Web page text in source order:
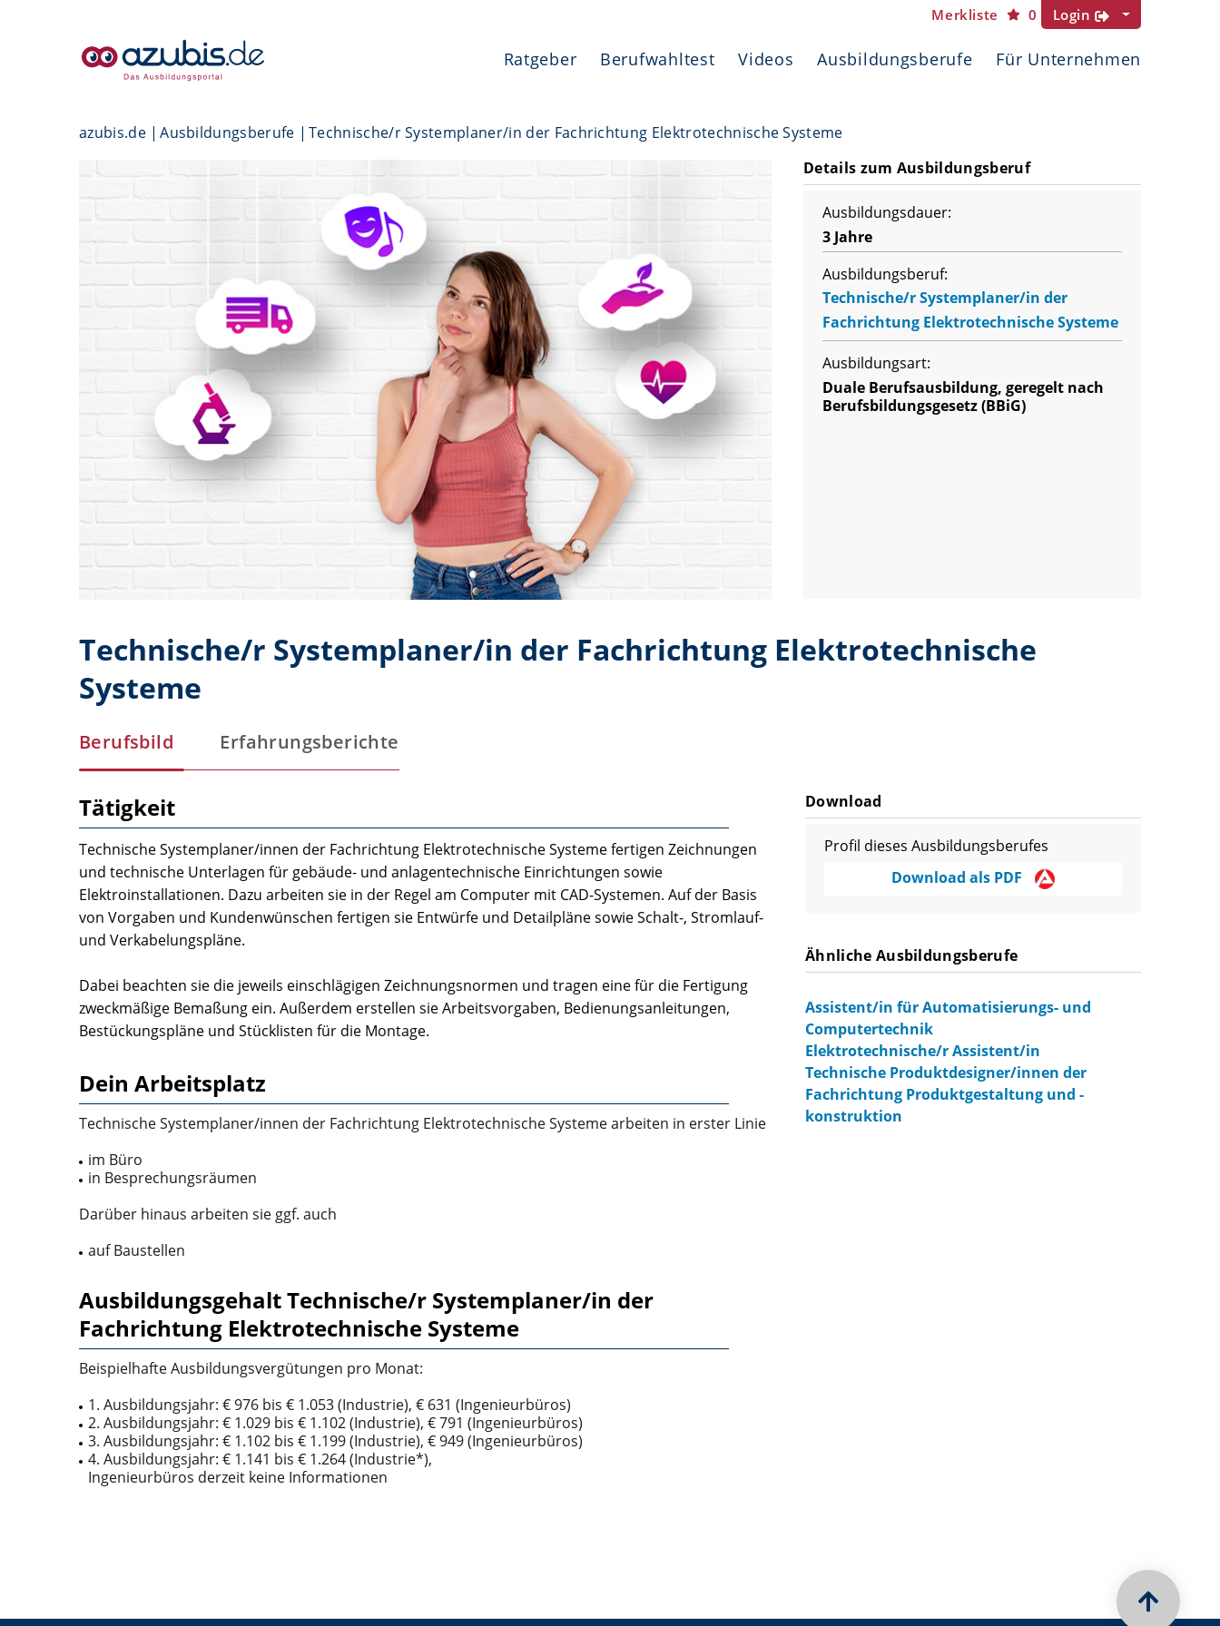
Merkliste 0 Login
Ratgeber Berufwahltest Videos Ausbildungsberufe Für Unternehmen
azubis.de Ausbildungsberufe
Technische/r Systemplaner/in der Fachrichtung Elektrotechnische Systeme
Details zum Ausbildungsberuf
Ausbildungsdauer:
3 Jahre
Ausbildungsberuf:
Technische/r Systemplaner/in der
Fachrichtung Elektrotechnische Systeme
Ausbildungsart:
Duale Berufsausbildung, geregelt nach
Berufsbildungsgesetz (BBiG)
Technische/r Systemplaner/in der Fachrichtung Elektrotechnische
Systeme
Berufsbild Erfahrungsberichte
Tätigkeit
Technische Systemplaner/innen der Fachrichtung Elektrotechnische Systeme fertigen Zeichnungen
und technische Unterlagen für gebäude- und anlagentechnische Einrichtungen sowie
Elektroinstallationen. Dazu arbeiten sie in der Regel am Computer mit CAD-Systemen. Auf der Basis
von Vorgaben und Kundenwünschen fertigen sie Entwürfe und Detailpläne sowie Schalt-, Stromlauf-
und Verkabelungspläne.
Dabei beachten sie die jeweils einschlägigen Zeichnungsnormen und tragen eine für die Fertigung
zweckmäßige Bemaßung ein. Außerdem erstellen sie Arbeitsvorgaben, Bedienungsanleitungen,
Bestückungspläne und Stücklisten für die Montage.
Dein Arbeitsplatz
Technische Systemplaner/innen der Fachrichtung Elektrotechnische Systeme arbeiten in erster Linie
im Büro
in Besprechungsräumen
Darüber hinaus arbeiten sie ggf. auch
auf Baustellen
Ausbildungsgehalt Technische/r Systemplaner/in der
Fachrichtung Elektrotechnische Systeme
Beispielhafte Ausbildungsvergütungen pro Monat:
1. Ausbildungsjahr: € 976 bis € 1.053 (Industrie), € 631 (Ingenieurbüros)
2. Ausbildungsjahr: € 1.029 bis € 1.102 (Industrie), € 791 (Ingenieurbüros)
3. Ausbildungsjahr: € 1.102 bis € 1.199 (Industrie), € 949 (Ingenieurbüros)
4. Ausbildungsjahr: € 1.141 bis € 1.264 (Industrie*),
Ingenieurbüros derzeit keine Informationen
Download
Profil dieses Ausbildungsberufes
Download als PDF
Ähnliche Ausbildungsberufe
Assistent/in für Automatisierungs- und
Computertechnik
Elektrotechnische/r Assistent/in
Technische Produktdesigner/innen der
Fachrichtung Produktgestaltung und -
konstruktion